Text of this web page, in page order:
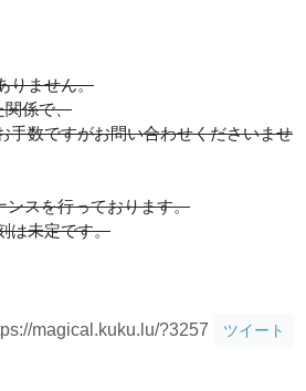
りません。
関係で、
手数ですがお問い合わせくださいませ
ンスを行っております。
は未定です。
magical.kuku.lu/?3257 ツイート